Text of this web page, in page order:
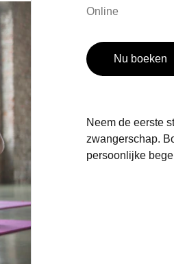
Online
Nu boeken
Neem de eerste
zwangerschap.
persoonlijke